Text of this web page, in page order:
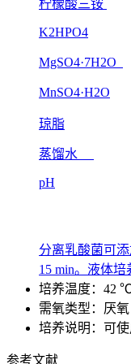
柠檬酸三铵
K2HPO4
MgSO4·7H2O
MnSO4·H2O
琼脂
蒸馏水
pH
分离乳酸菌可
15 min。液体
培养温度：42
需氧类型：厌氧
培养说明：可
参考文献